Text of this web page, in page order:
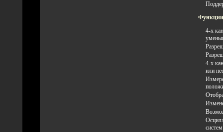
Функции
4-х
4-х
или
систем